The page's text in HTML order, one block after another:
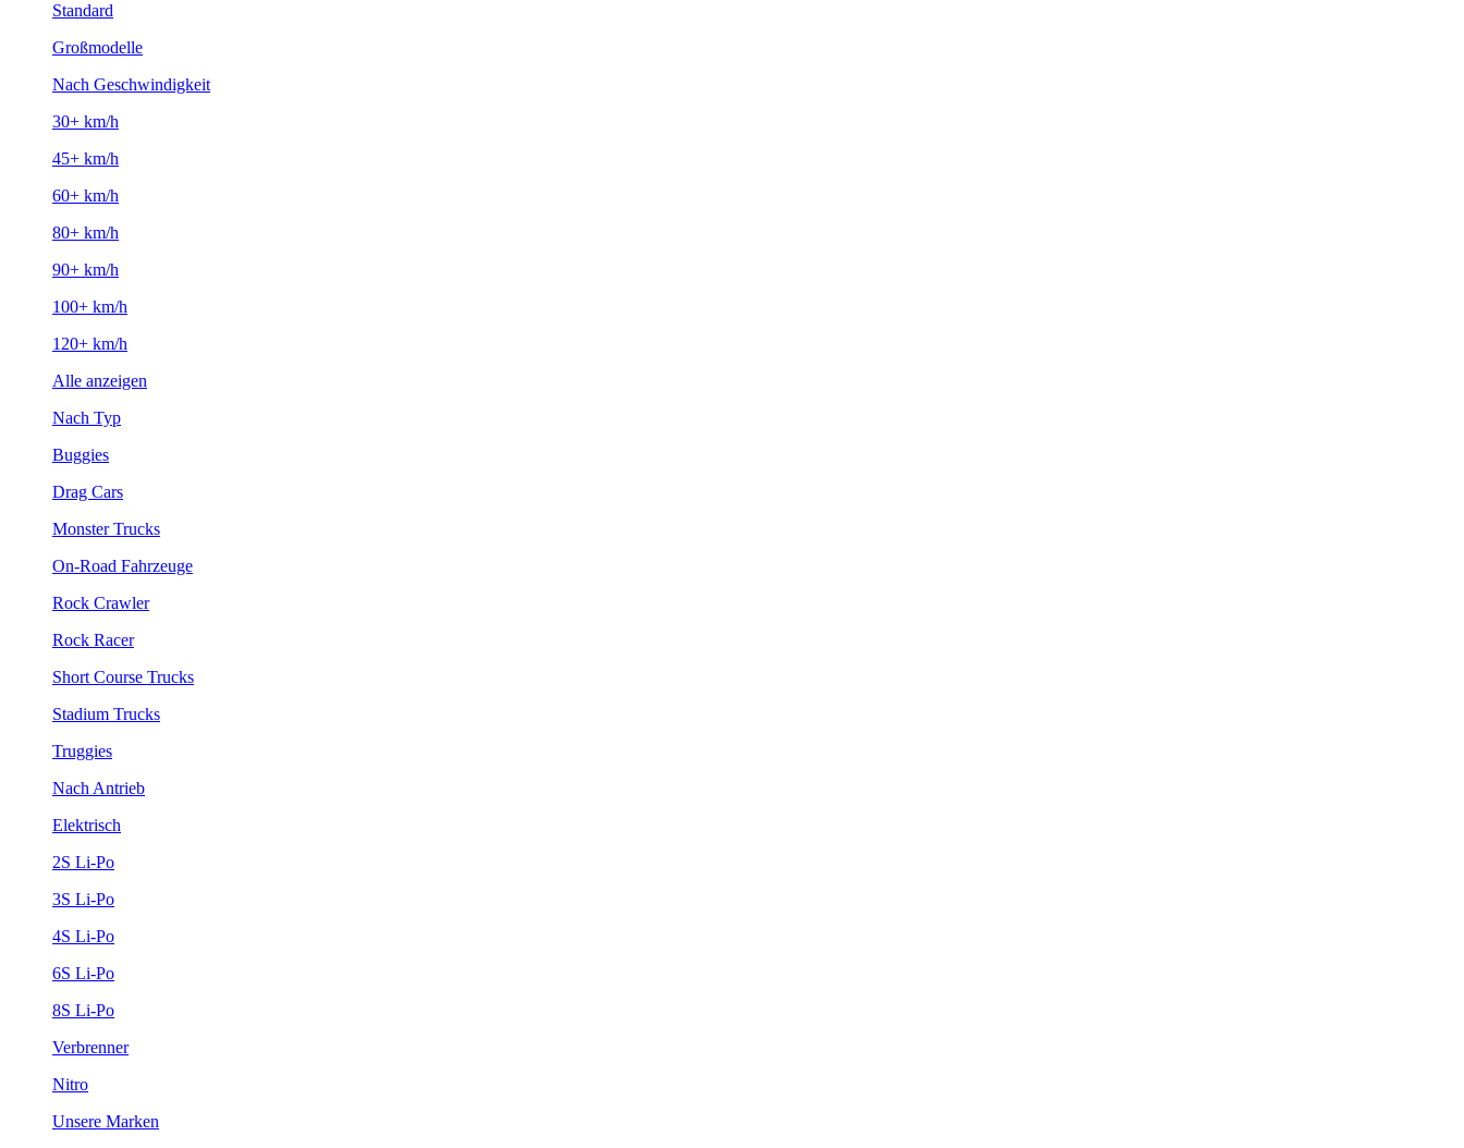
Standard
Großmodelle
Nach Geschwindigkeit
30+ km/h
45+ km/h
60+ km/h
80+ km/h
90+ km/h
100+ km/h
120+ km/h
Alle anzeigen
Nach Typ
Buggies
Drag Cars
Monster Trucks
On-Road Fahrzeuge
Rock Crawler
Rock Racer
Short Course Trucks
Stadium Trucks
Truggies
Nach Antrieb
Elektrisch
2S Li-Po
3S Li-Po
4S Li-Po
6S Li-Po
8S Li-Po
Verbrenner
Nitro
Unsere Marken